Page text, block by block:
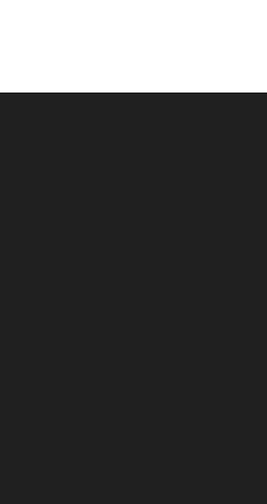
was Sie wissen müssen.